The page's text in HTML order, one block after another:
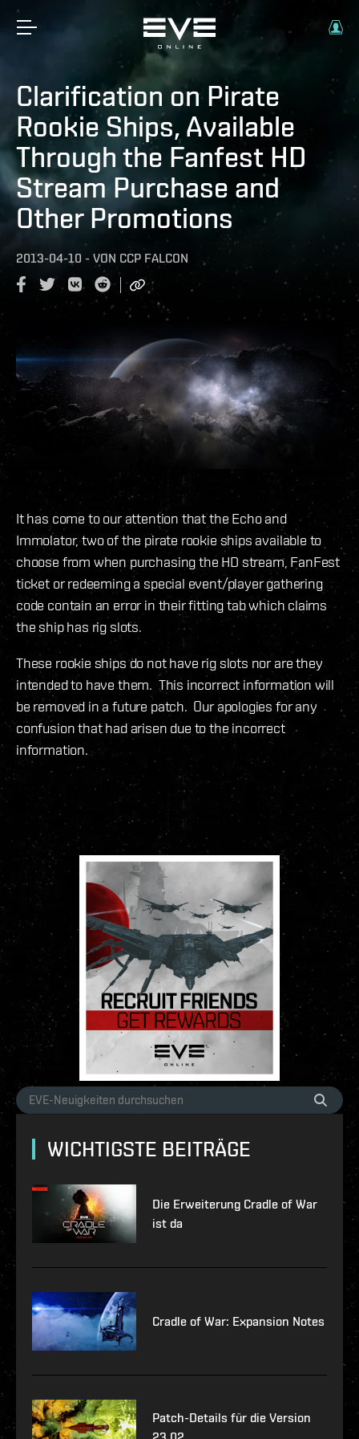
Clarification on Pirate
Rookie Ships, Available
Through the Fanfest HD
Stream Purchase and
Other Promotions
2013-04-10 - VON CCP FALCON
It has come to our attention that the Echo and
Immolator, two of the pirate rookie ships available to
choose from when purchasing the HD stream, FanFest
ticket or redeeming a special event/player gathering
code contain an error in their fitting tab which claims
the ship has rig slots.
These rookie ships do not have rig slots nor are they
intended to have them. This incorrect information will
be removed in a future patch. Our apologies for any
confusion that had arisen due to the incorrect
information.
WICHTIGSTE BEITRÄGE
Die Erweiterung Cradle of War
ist da
Cradle of War: Expansion Notes
Patch-Details für die Version